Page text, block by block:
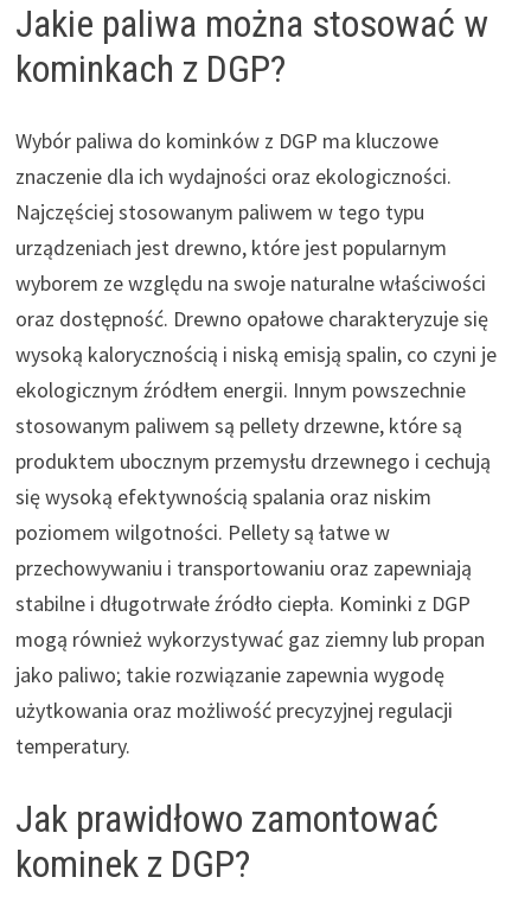
Jakie paliwa można stosować w
kominkach z DGP?
Wybór paliwa do kominków z DGP ma kluczowe
znaczenie dla ich wydajności oraz ekologiczności.
Najczęściej stosowanym paliwem w tego typu
urządzeniach jest drewno, które jest popularnym
wyborem ze względu na swoje naturalne właściwości
oraz dostępność. Drewno opałowe charakteryzuje się
wysoką kalorycznością i niską emisją spalin, co czyni je
ekologicznym źródłem energii. Innym powszechnie
stosowanym paliwem są pellety drzewne, które są
produktem ubocznym przemysłu drzewnego i cechują
się wysoką efektywnością spalania oraz niskim
poziomem wilgotności. Pellety są łatwe w
przechowywaniu i transportowaniu oraz zapewniają
stabilne i długotrwałe źródło ciepła. Kominki z DGP
mogą również wykorzystywać gaz ziemny lub propan
jako paliwo; takie rozwiązanie zapewnia wygodę
użytkowania oraz możliwość precyzyjnej regulacji
temperatury.
Jak prawidłowo zamontować
kominek z DGP?